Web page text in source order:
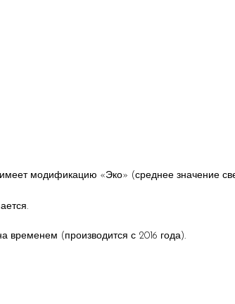
модификацию «Эко» (среднее значение
временем (производится с 2016 года).